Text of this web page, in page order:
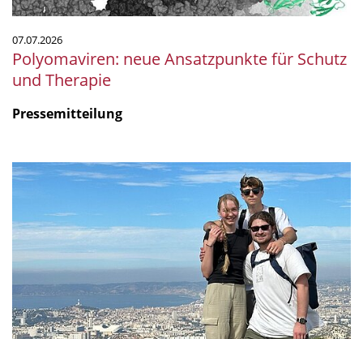
07.07.2026
Polyomaviren: neue Ansatzpunkte für Schutz
und Therapie
Pressemitteilung
Mikrobiologie
Meer:
Unser
Praktikum
am
CNRS
in
Marseille